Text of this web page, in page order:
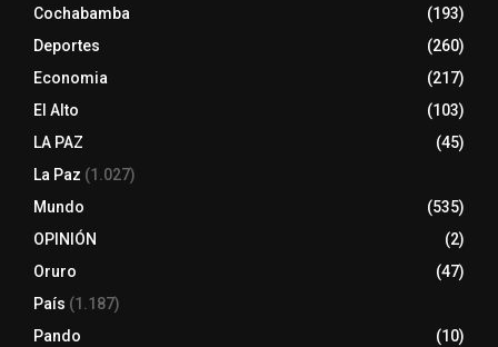
Cochabamba
(193)
Deportes
(260)
Economia
(217)
El Alto
(103)
LA PAZ
(45)
La Paz (1.027)
Mundo
(535)
OPINIÓN
(2)
Oruro
(47)
País (1.187)
Pando
(10)